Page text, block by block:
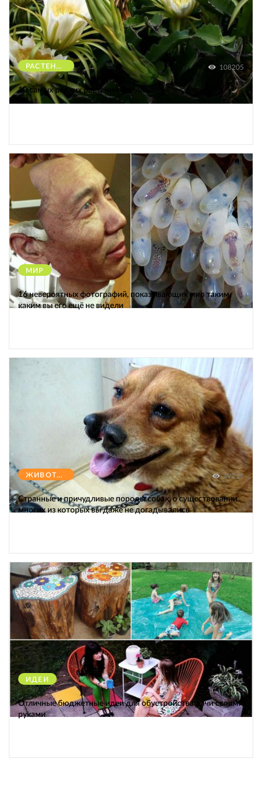
РАСТЕНИЯ 108205
10 самых редких растений Земли
МИР 12154
16 невероятных фотографий, показывающих мир таким,
каким вы его ещё не видели
ЖИВОТНЫЕ 47219
Странные и причудливые породы собак, о существовании
многих из которых вы даже не догадывались
ИДЕИ 38211
Отличные бюджетные идеи для обустройства дачи своими
руками